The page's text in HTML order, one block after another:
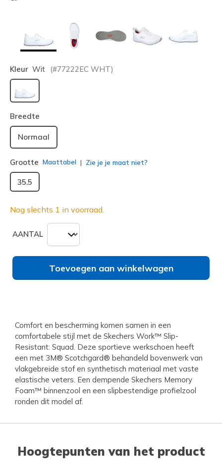
Kleur Wit (#77222EC WHT)
geselecteerd
Breedte
Normaal
Grootte Maattabel Zie je je maat niet?
35.5
Nog slechts 1 in voorraad.
AANTAL
Toevoegen aan winkelwagen
Comfort en bescherming komen samen in een
comfortabele stijl met de Skechers Work™ Slip-
Resistant: Squad. Deze sportieve werkschoen heeft
een met 3M® Scotchgard® behandeld bovenwerk van
vlakgebreide stof en synthetisch materiaal met vaste
elastische veters. Een dempende Skechers Memory
Foam™ binnenzool en een slipbestendige profielzool
ronden dit model af.
Hoogtepunten van het product